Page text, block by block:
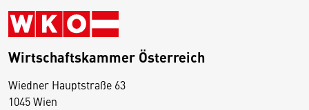
Wirtschaftskammer Österreich
Wiedner Hauptstraße 63
1045 Wien
D